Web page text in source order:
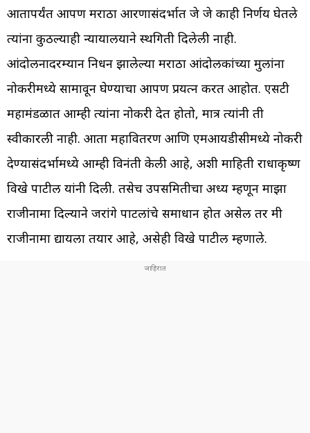
आतापर्यंत आपण मराठा आरक्षणासंदर्भात जे जे काही निर्णय घेतले
त्यांना कुठल्याही न्यायालयाने स्थगिती दिलेली नाही.
आंदोलनादरम्यान निधन झालेल्या मराठा आंदोलकांच्या मुलांना
नोकरीमध्ये सामावून घेण्याचा आपण प्रयत्न करत आहोत. एसटी
महामंडळात आम्ही त्यांना नोकरी देत होतो, मात्र त्यांनी ती
स्वीकारली नाही. आता महावितरण आणि एमआयडीसीमध्ये नोकरी
देण्यासंदर्भामध्ये आम्ही विनंती केली आहे, अशी माहिती राधाकृष्ण
विखे पाटील यांनी दिली. तसेच उपसमितीचा अध्यक्ष म्हणून माझा
राजीनामा दिल्याने जरांगे पाटलांचे समाधान होत असेल तर मी
राजीनामा द्यायला तयार आहे, असेही विखे पाटील म्हणाले.